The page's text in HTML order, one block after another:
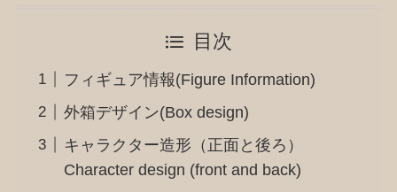
目次
フィギュア情報(Figure Information)
外箱デザイン(Box design)
キャラクター造形（正面と後ろ）
Character design (front and back)